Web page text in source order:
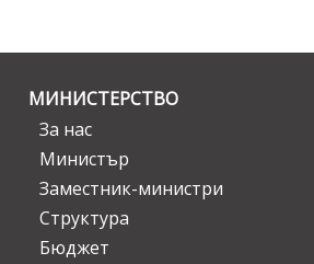
МИНИСТЕРСТВО
За нас
Министър
Заместник-министри
Структура
Бюджет